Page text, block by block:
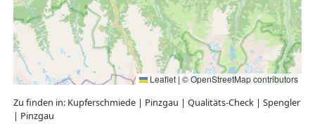
Leaflet | ©OpenStreetMapcontributors
Zu finden in: Kupferschmiede | Pinzgau | Qualitäts-Check | Spengler
| Pinzgau